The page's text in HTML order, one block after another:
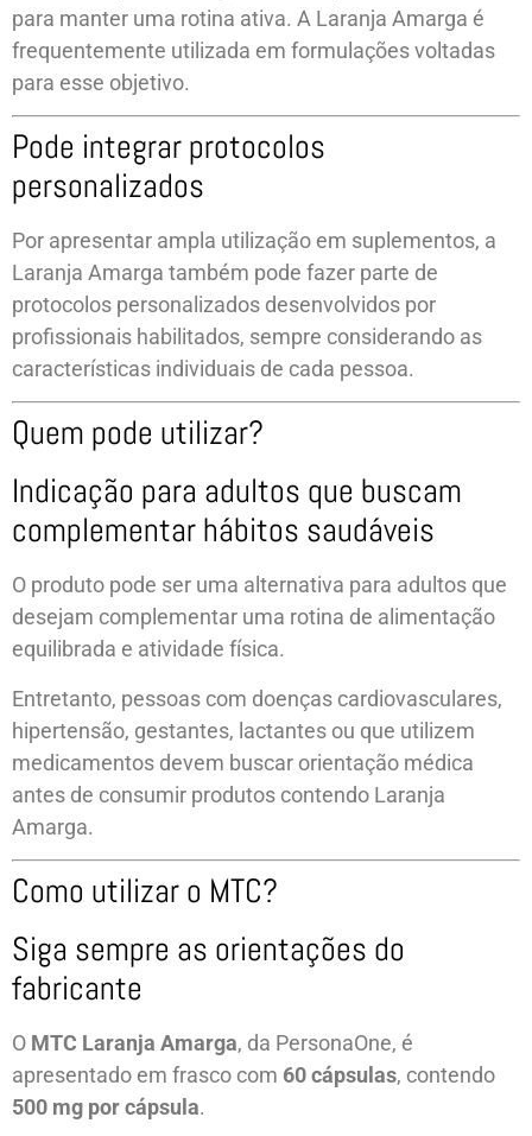
para manter uma rotina ativa. A Laranja Amarga é
frequentemente utilizada em formulações voltadas
para esse objetivo.
Pode integrar protocolos
personalizados
Por apresentar ampla utilização em suplementos, a
Laranja Amarga também pode fazer parte de
protocolos personalizados desenvolvidos por
profissionais habilitados, sempre considerando as
características individuais de cada pessoa.
Quem pode utilizar?
Indicação para adultos que buscam
complementar hábitos saudáveis
O produto pode ser uma alternativa para adultos que
desejam complementar uma rotina de alimentação
equilibrada e atividade física.
Entretanto, pessoas com doenças cardiovasculares,
hipertensão, gestantes, lactantes ou que utilizem
medicamentos devem buscar orientação médica
antes de consumir produtos contendo Laranja
Amarga.
Como utilizar o MTC?
Siga sempre as orientações do
fabricante
O MTC Laranja Amarga, da PersonaOne, é
apresentado em frasco com 60 cápsulas, contendo
500 mg por cápsula.